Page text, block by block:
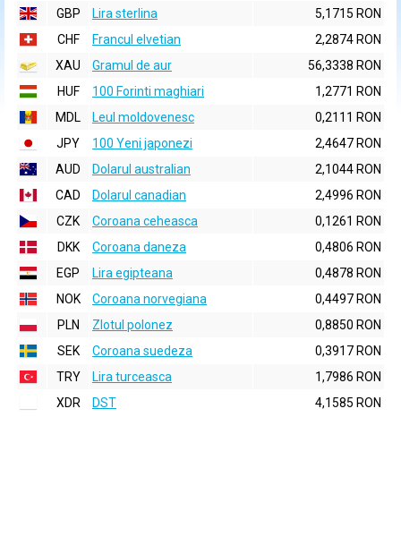
GBP
Lira sterlina
5,1715 RON
CHF
Francul elvetian
2,2874 RON
XAU
Gramul de aur
56,3338 RON
HUF
100 Forinti maghiari
1,2771 RON
MDL
Leul moldovenesc
0,2111 RON
JPY
100 Yeni japonezi
2,4647 RON
AUD
Dolarul australian
2,1044 RON
CAD
Dolarul canadian
2,4996 RON
CZK
Coroana ceheasca
0,1261 RON
DKK
Coroana daneza
0,4806 RON
EGP
Lira egipteana
0,4878 RON
NOK
Coroana norvegiana
0,4497 RON
PLN
Zlotul polonez
0,8850 RON
SEK
Coroana suedeza
0,3917 RON
TRY
Lira turceasca
1,7986 RON
XDR
DST 4,1585 RON